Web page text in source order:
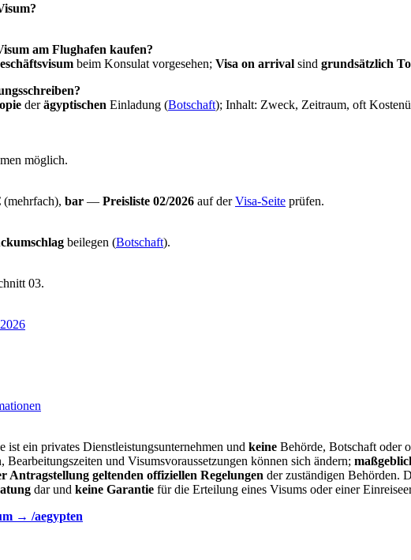
am Flughafen kaufen?
beim Konsulat vorgesehen; Visa on arrival sind grundsätzlich
derägyptischen Einladung (Botschaft); Inhalt: Zweck, Zeitraum, oft
möglich.
(mehrfach), bar — Preisliste 02/2026 auf derVisa-Seite prüfen.
beilegen (Botschaft).
03.
ist ein privates Dienstleistungsunternehmen und keine Behörde, Botschaft oder
und Visumsvoraussetzungen können sich ändern;
geltenden offiziellen Regelungen der zuständigen Behörden.
dar und keine Garantie für die Erteilung eines Visums oder einer
→ /aegypten